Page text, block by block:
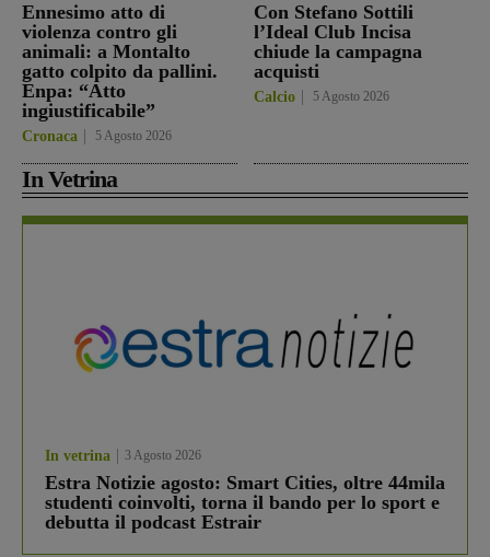
Ennesimo atto di
violenza contro gli
animali: a Montalto
gatto colpito da pallini.
Enpa: “Atto
ingiustificabile”
Cronaca 5 Agosto 2026
Con Stefano Sottili
l’Ideal Club Incisa
chiude la campagna
acquisti
Calcio 5 Agosto 2026
In Vetrina
In vetrina 3 Agosto 2026
Estra Notizie agosto: Smart Cities, oltre 44mila
studenti coinvolti, torna il bando per lo sport e
debutta il podcast Estrair